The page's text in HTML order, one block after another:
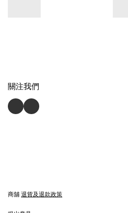
關注我們
商舖 退貨及退款政策